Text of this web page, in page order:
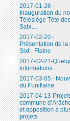
2017-01-28 -
Inauguration du
Télésiège Tête des
Saix,...
2017-02-20 -
Présentation de la
Sixt - Flaine
2017-02-21-
informations
2017-03-05 -
du Funiflaine
2017-04-13-
commune
et opposition à
projets